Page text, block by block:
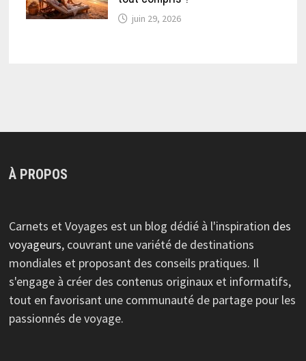
juin 29, 2026
À PROPOS
Carnets et Voyages est un blog dédié à l'inspiration des
voyageurs, couvrant une variété de destinations
mondiales et proposant des conseils pratiques. Il
s'engage à créer des contenus originaux et informatifs,
tout en favorisant une communauté de partage pour les
passionnés de voyage.